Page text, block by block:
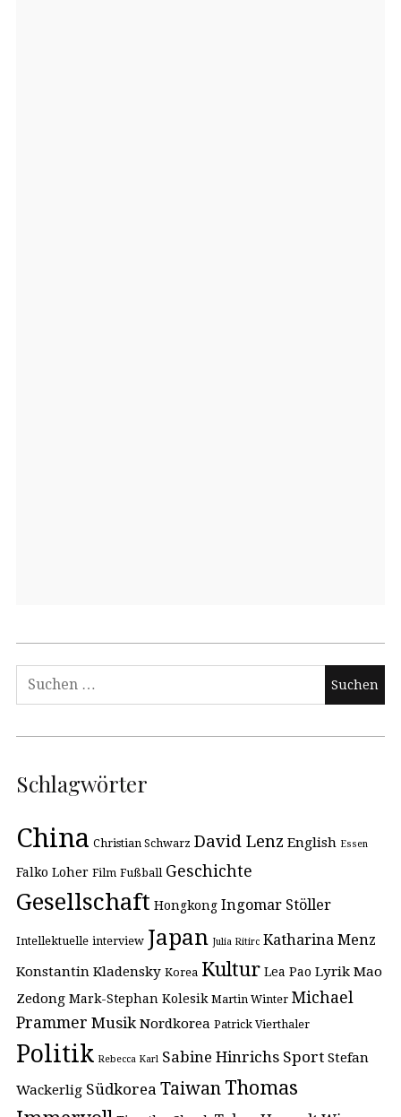
Schlagwörter
China Christian Schwarz David Lenz English Essen
Falko Loher Film Fußball Geschichte
Gesellschaft Hongkong Ingomar Stöller
Intellektuelle interview Japan Julia Ritirc Katharina Menz
Konstantin Kladensky Korea Kultur Lea Pao Lyrik Mao
Zedong Mark-Stephan Kolesik Martin Winter Michael
Prammer Musik Nordkorea Patrick Vierthaler
Politik Rebecca Karl Sabine Hinrichs Sport Stefan
Wackerlig Südkorea Taiwan Thomas